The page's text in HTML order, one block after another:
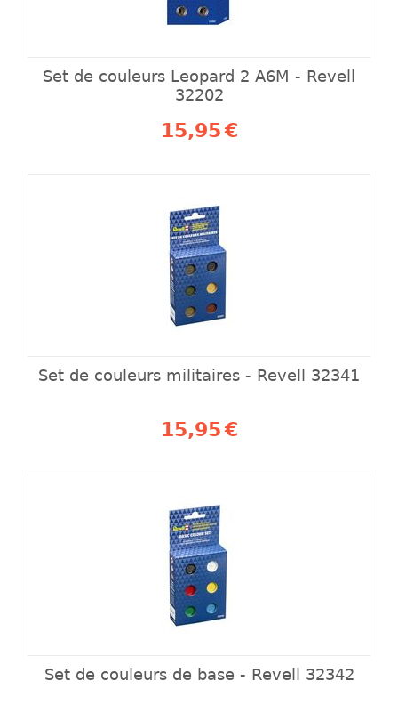
Set de couleurs Leopard 2 A6M - Revell
32202
15,95€
Set de couleurs militaires - Revell 32341
15,95€
Set de couleurs de base - Revell 32342